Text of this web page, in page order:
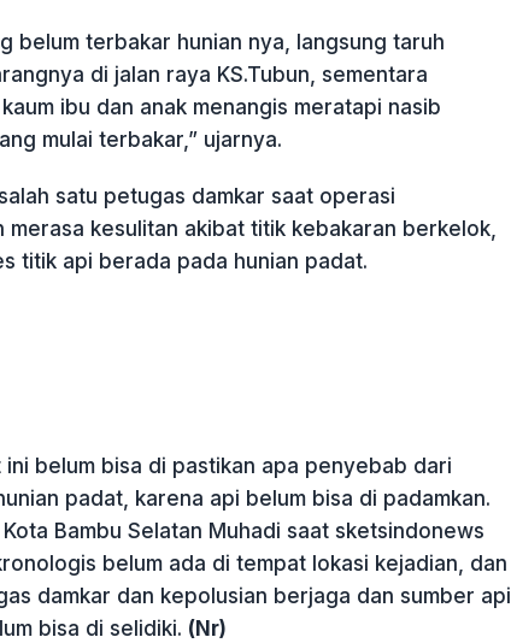
belum terbakar hunian nya, langsung taruh
di jalan raya KS.Tubun, sementara
ibu dan anak menangis meratapi nasib
mulai terbakar,” ujarnya.
satu petugas damkar saat operasi
merasa kesulitan akibat titik kebakaran berkelok,
titik api berada pada hunian padat.
ini belum bisa di pastikan apa penyebab dari
padat, karena api belum bisa di padamkan.
Kota Bambu Selatan Muhadi saat sketsindonews
belum ada di tempat lokasi kejadian, dan
damkar dan kepolusian berjaga dan sumber api
bisa di selidiki. (Nr)